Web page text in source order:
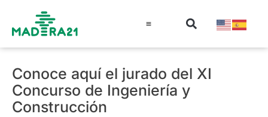
Conoce aquí el jurado del XI
Concurso de Ingeniería y
Construcción